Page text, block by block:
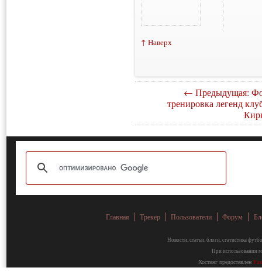
↑ Наверх
← Предыдущая:
тренировка легенд
Главная Трекер Пользователи Форум
Новости, статьи, блоги, статистика
При использовании
Хостинг предоставлен